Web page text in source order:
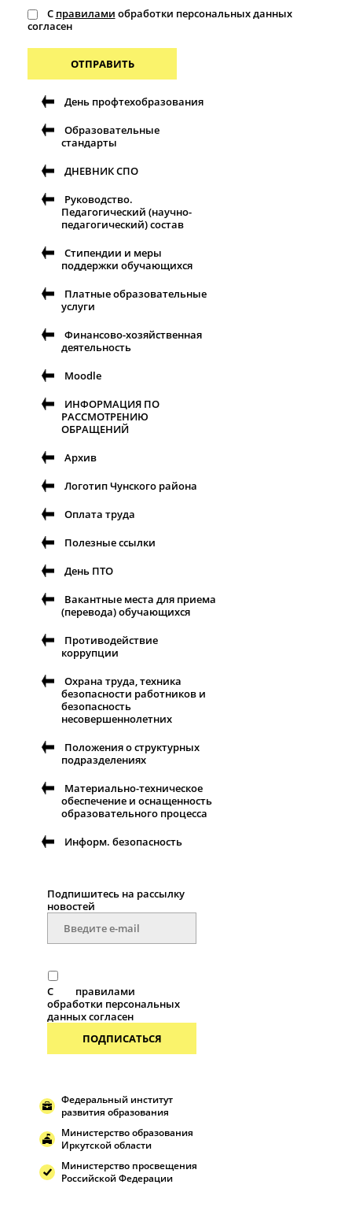
С правилами обработки персональных данных
согласен
ОТПРАВИТЬ
День профтехобразования
Образовательные
стандарты
ДНЕВНИК СПО
Руководство.
Педагогический (научно-
педагогический) состав
Стипендии и меры
поддержки обучающихся
Платные образовательные
услуги
Финансово-хозяйственная
деятельность
Moodle
ИНФОРМАЦИЯ ПО
РАССМОТРЕНИЮ
ОБРАЩЕНИЙ
Архив
Логотип Чунского района
Оплата труда
Полезные ссылки
День ПТО
Вакантные места для приема
(перевода) обучающихся
Противодействие
коррупции
Охрана труда, техника
безопасности работников и
безопасность
несовершеннолетних
Положения о структурных
подразделениях
Материально-техническое
обеспечение и оснащенность
образовательного процесса
Информ. безопасность
Подпишитесь на рассылку
новоcтей
С
правилами
обработки персональных
данных согласен
ПОДПИСАТЬСЯ
Федеральный институт
развития образования
Министерство образования
Иркутской области
Министерство просвещения
Российской Федерации